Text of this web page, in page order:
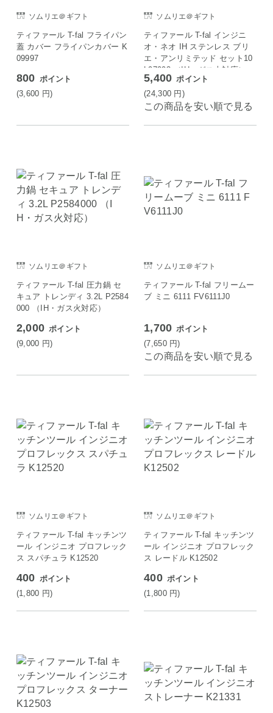
ソムリエ＠ギフト
ティファール T-fal フライパン
蓋 カバー フライパンカバー K
09997
800 ポイント
(3,600 円)
ソムリエ＠ギフト
ティファール T-fal インジニ
オ・ネオ IH ステンレス ブリ
エ・アンリミテッド セット10
L97093 （IH・ガス火対応）
5,400 ポイント
(24,300 円 )
この商品を安い順で見る
ソムリエ＠ギフト
ティファール T-fal 圧力鍋 セ
キュア トレンディ 3.2L P2584
000 （IH・ガス火対応）
2,000 ポイント
(9,000 円)
ソムリエ＠ギフト
ティファール T-fal フリームー
ブ ミニ 6111 FV6111J0
1,700 ポイント
(7,650 円)
この商品を安い順で見る
ソムリエ＠ギフト
ティファール T-fal キッチンツ
ール インジニオ プロフレック
ス スパチュラ K12520
400 ポイント
(1,800 円)
ソムリエ＠ギフト
ティファール T-fal キッチンツ
ール インジニオ プロフレック
ス レードル K12502
400 ポイント
(1,800 円)